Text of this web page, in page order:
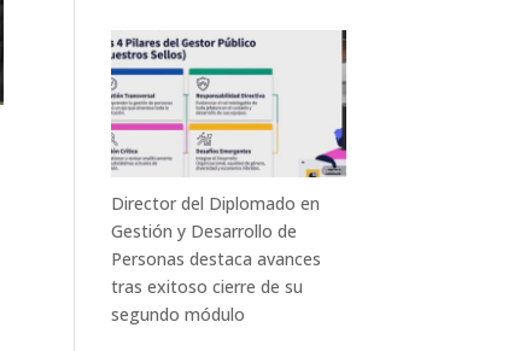
Director del Diplomado en
Gestión y Desarrollo de
Personas destaca avances
tras exitoso cierre de su
segundo módulo